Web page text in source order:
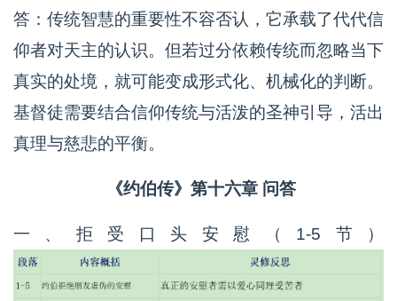
答：传统智慧的重要性不容否认，它承载了代代信
仰者对天主的认识。但若过分依赖传统而忽略当下
真实的处境，就可能变成形式化、机械化的判断。
基督徒需要结合信仰传统与活泼的圣神引导，活出
真理与慈悲的平衡。
《约伯传》第十六章 问答
一、拒受口头安慰（1-5节）